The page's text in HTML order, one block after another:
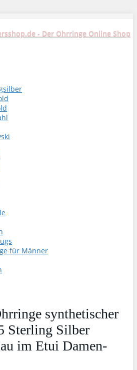
- Der Ohrringe Online Shop
für Männer
synthetischer
Sterling Silber
im Etui Damen-